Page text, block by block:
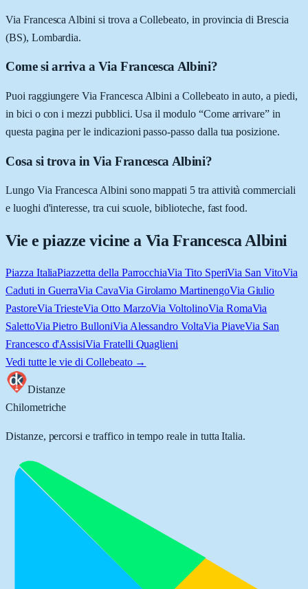
Via Francesca Albini si trova a Collebeato, in provincia di Brescia
(BS), Lombardia.
Come si arriva a Via Francesca Albini?
Puoi raggiungere Via Francesca Albini a Collebeato in auto, a piedi,
in bici o con i mezzi pubblici. Usa il modulo “Come arrivare” in
questa pagina per le indicazioni passo-passo dalla tua posizione.
Cosa si trova in Via Francesca Albini?
Lungo Via Francesca Albini sono mappati 5 tra attività commerciali
e luoghi d'interesse, tra cui scuole, biblioteche, fast food.
Vie e piazze vicine a Via Francesca Albini
Piazza ItaliaPiazzetta della ParrocchiaVia Tito SperiVia San VitoVia
Caduti in GuerraVia CavaVia Girolamo MartinengoVia Giulio
PastoreVia TriesteVia Otto MarzoVia VoltolinoVia RomaVia
SalettoVia Pietro BulloniVia Alessandro VoltaVia PiaveVia San
Francesco d'AssisiVia Fratelli Quaglieni
Vedi tutte le vie di Collebeato→
Distanze
Chilometriche
Distanze, percorsi e traffico in tempo reale in tutta Italia.